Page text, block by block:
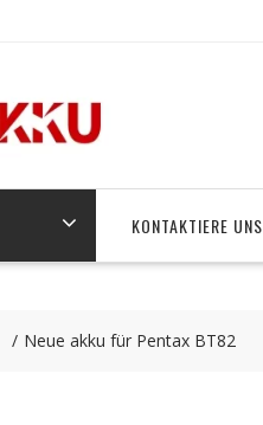
KONTAKTIERE UNS
Neue akku für Pentax BT82